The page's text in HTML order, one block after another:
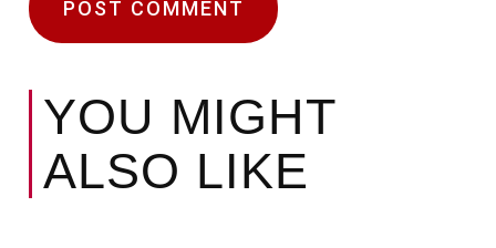
YOU MIGHT
ALSO LIKE